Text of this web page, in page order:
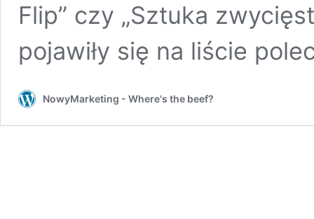
Flip” czy „Sztuka
pojawiły się na liście
NowyMarketing - Where's the beef?